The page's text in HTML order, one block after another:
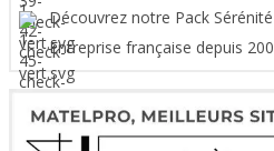
Découvrez notre Pack Sérénité
Entreprise française depuis